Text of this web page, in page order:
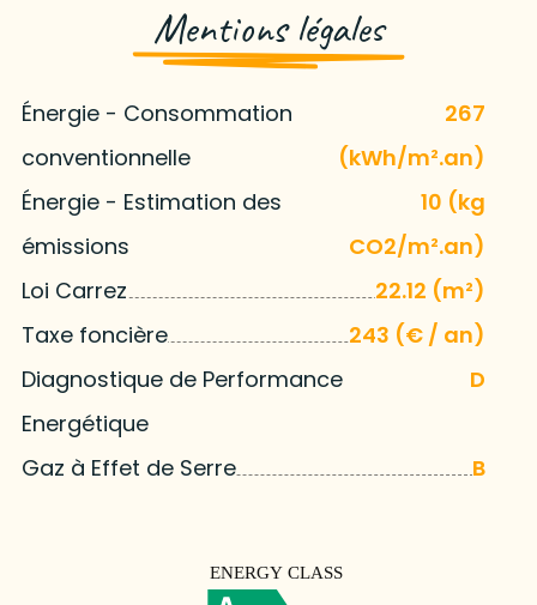
Mentions légales
Énergie - Consommation
conventionnelle
267
(kWh/m².an)
Énergie - Estimation des
émissions
10 (kg
CO2/m².an)
Loi Carrez
22.12 (m²)
Taxe foncière
243 (€ / an)
Diagnostique de Performance
Energétique
D
Gaz à Effet de Serre B